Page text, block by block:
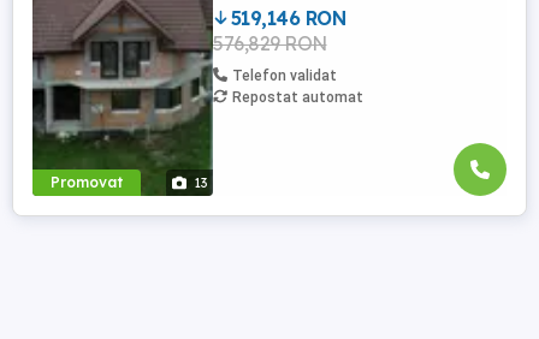
Promovat 13
utilitati ...
519,146 RON
576,829 RON
Telefon validat
Repostat automat